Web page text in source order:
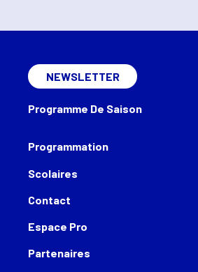
Programmation
Scolaires
Contact
Espace Pro
Partenaires
NEWSLETTER
Programme De Saison